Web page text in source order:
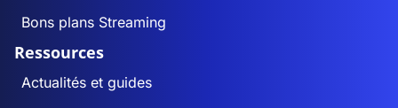
Bons plans Streaming
Ressources
Actualités et guides